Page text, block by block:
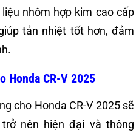
nhôm hợp kim cao cấp
tản nhiệt tốt hơn, đảm
Honda CR-V 2025
cho Honda CR-V 2025 sẽ
nên hiện đại và thông